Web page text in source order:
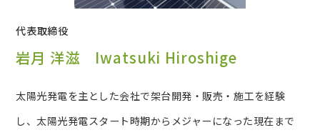
代表取締役
岩月 洋滋 Iwatsuki Hiroshige
太陽光発電を主とした会社で架台開発・販売・施工を経験
し、太陽光発電スタート時期からメジャーになった現在まで